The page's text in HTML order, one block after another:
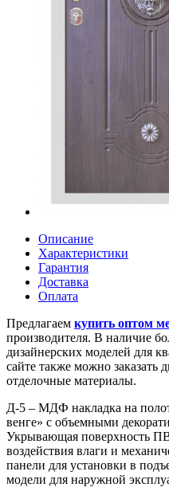
Описание
Характеристики
Гарантия
Доставка
Оплата
Предлагаем купить оптом
производителя. В наличие
дизайнерских моделей для
сайте также можно заказать
отделочные материалы.
Д-5 – МДФ накладка на
венге» с объемными
Укрывающая поверхность
воздействия влаги и
панели для установки в
модели для наружной